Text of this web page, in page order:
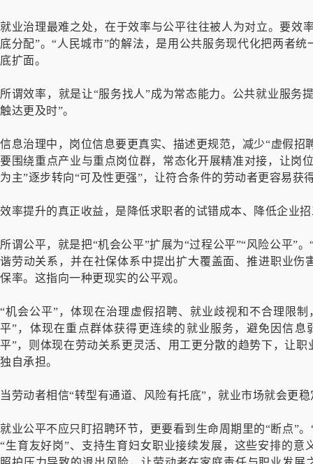
就业治理最难之处，在于效率与公平往往被人为对立。要效
底分配”。“人民城市”的解法，是用公共服务现代化把两者
底扩面。
所谓效率，就是让“服务找人”成为常态能力。公共就业服务
触达更及时”。
信息治理中，岗位信息要更真实、描述更规范，减少“虚假招
要围绕重点产业与重点岗位群，常态化开展精准对接，让岗
为主”逐步转向“可及性更强”，让符合条件的劳动者更容易获
效率提升的真正收益，是降低求职者的试错成本、降低企业
所谓公平，就是把“机会公平”扩展为“过程公平”“风险公平”
谐劳动关系，并在社保体系中提出扩大覆盖面、推进职业
保率。这指向一种更现实的公平观。
“机会公平”，体现在治理虚假招聘、就业歧视和不合理限
平”，体现在重点群体获得更连续的就业服务，避免因信
平”，则体现在劳动关系更灵活、用工更分散的趋势下，让
独自承担。
当劳动者相信“转型有通道、风险有托底”，就业市场就会更
就业公平不应只盯招聘环节，更要看到生命周期里的“断点”
“生育友好岗”、支持生育妇女职业接续发展，这些安排的